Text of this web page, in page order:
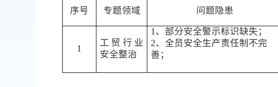
序号 专题领域 问题隐患
1
工贸行业
安全整治
1 、部分安全警示标识缺失；
2、全员安全生产责任制不完
善；